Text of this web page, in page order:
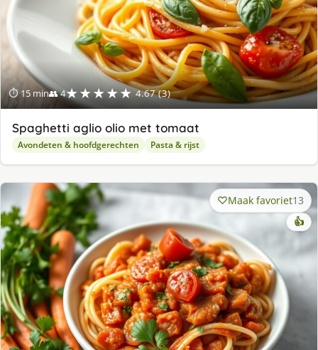
⏱ 15 min👥 4★★★★★ 4.67 (3)
Spaghetti aglio olio met tomaat
Avondeten & hoofdgerechten Pasta & rijst
Maak favoriet13
👍